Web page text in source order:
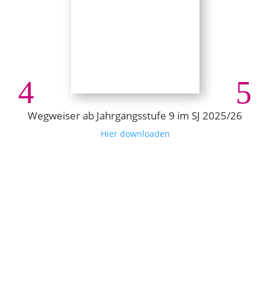
Wegweiser ab Jahrgangsstufe 9 im SJ 2025/26
Hier downloaden